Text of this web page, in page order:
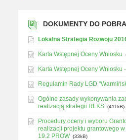
DOKUMENTY DO
Lokalna Strategia Rozwoju
Karta Wstępnej Oceny Wniosku
Karta Wstępnej Oceny Wniosku
Regulamin Rady LGD
Ogólne zasady wykonywania
realizacją strategii RLKS (411kB)
Procedury oceny i wyboru
realizacji projektu grantowego
19.2 PROW (33kB)